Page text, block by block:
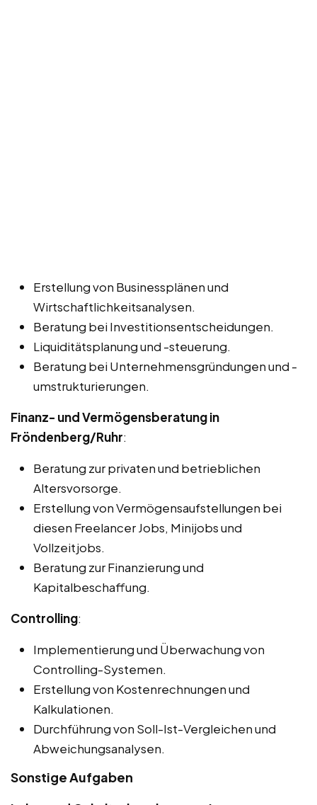
Erstellung von Businessplänen und
Wirtschaftlichkeitsanalysen.
Beratung bei Investitionsentscheidungen.
Liquiditätsplanung und -steuerung.
Beratung bei Unternehmensgründungen und -
umstrukturierungen.
Finanz- und Vermögensberatung in
Fröndenberg/Ruhr:
Beratung zur privaten und betrieblichen
Altersvorsorge.
Erstellung von Vermögensaufstellungen bei
diesen Freelancer Jobs, Minijobs und
Vollzeitjobs.
Beratung zur Finanzierung und
Kapitalbeschaffung.
Controlling:
Implementierung und Überwachung von
Controlling-Systemen.
Erstellung von Kostenrechnungen und
Kalkulationen.
Durchführung von Soll-Ist-Vergleichen und
Abweichungsanalysen.
Sonstige Aufgaben